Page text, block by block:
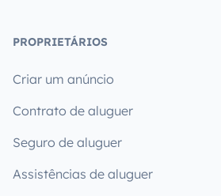
PROPRIETÁRIOS
Criar um anúncio
Contrato de aluguer
Seguro de aluguer
Assistências de aluguer